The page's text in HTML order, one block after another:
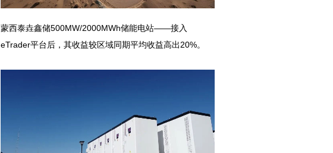
蒙西泰垚鑫储500MW/2000MWh储能电站——接入
eTrader平台后，其收益较区域同期平均收益高出20%。